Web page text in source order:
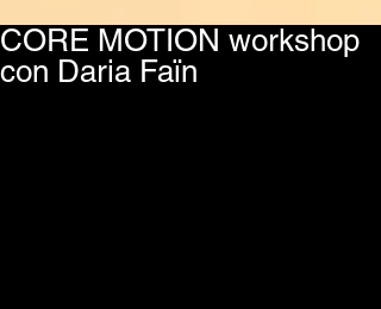
CORE MOTION workshop
con Daria Faïn